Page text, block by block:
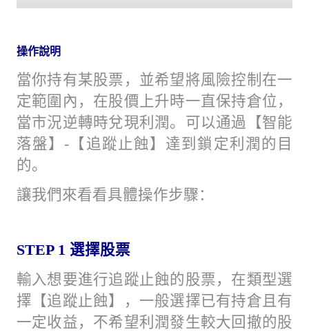
操作說明
當你持有某股票，並希望將風險控制在一
定範圍內，在股價上升時一直保持倉位，
當市況逆轉時兌現利潤。可以通過【智能
落盤】-【追蹤止蝕】達到鎖定利潤的目
的。
讓我們來看看具體操作步驟：
STEP 1 選擇股票
輸入想要進行追蹤止蝕的股票，在類型選
擇【追蹤止蝕】，一般選擇已有持倉且有
一定收益，不希望利潤發生較大回撤的股